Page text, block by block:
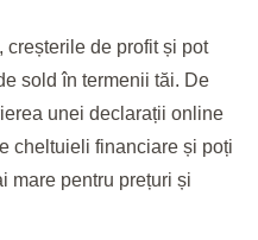
de profit și pot
sold în termenii tăi. De
unei declarații online
cheltuieli financiare și poți
mare pentru prețuri și